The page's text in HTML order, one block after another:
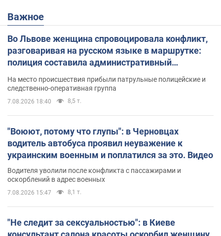
Важное
Во Львове женщина спровоцировала конфликт,
разговаривая на русском языке в маршрутке:
полиция составила административный
На место происшествия прибыли патрульные полицейские и
следственно-оперативная группа
7.08.2026 18:40 8,5 т.
"Воюют, потому что глупы": в Черновцах
водитель автобуса проявил неуважение к
украинским военным и поплатился за это. Видео
Водителя уволили после конфликта с пассажирами и
оскорблений в адрес военных
7.08.2026 15:47 8,1 т.
"Не следит за сексуальностью": в Киеве